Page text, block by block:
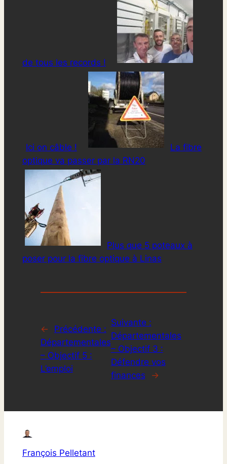
de tous les records !
Ici on câble !
La fibre
optique va passer par la RN20
Plus que 5 poteaux à
poser pour la fibre optique à Linas
←
Précédente :
Départementales
– Objectif 5 :
L’emploi
Suivante :
Départementales
– Objectif 3 :
Défendre vos
finances
→
François Pelletant